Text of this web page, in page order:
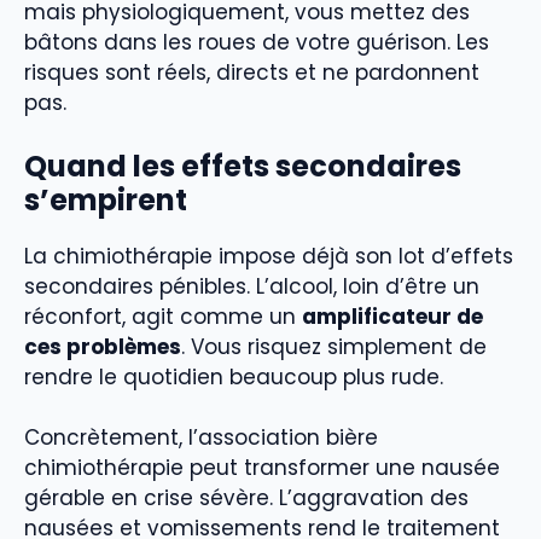
mais physiologiquement, vous mettez des
bâtons dans les roues de votre guérison. Les
risques sont réels, directs et ne pardonnent
pas.
Quand les effets secondaires
s’empirent
La chimiothérapie impose déjà son lot d’effets
secondaires pénibles. L’alcool, loin d’être un
réconfort, agit comme un amplificateur de
ces problèmes. Vous risquez simplement de
rendre le quotidien beaucoup plus rude.
Concrètement, l’association bière
chimiothérapie peut transformer une nausée
gérable en crise sévère. L’aggravation des
nausées et vomissements rend le traitement